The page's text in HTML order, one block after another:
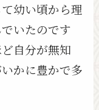
幼い頃から理
いたのです
自分が無知
かに豊かで多